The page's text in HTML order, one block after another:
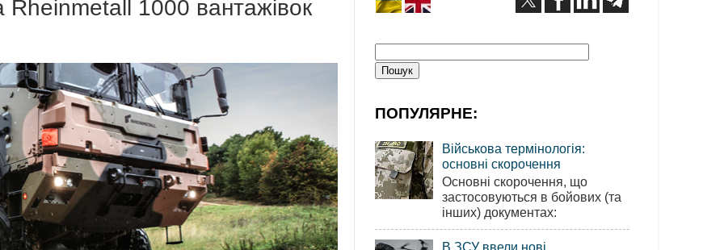
Rheinmetall 1000 вантажівок
ПОПУЛЯРНЕ:
Військова термінологія:
основні скорочення
Основні скорочення, що
застосовуються в бойових (та
інших) документах:
В ЗСУ ввели нові